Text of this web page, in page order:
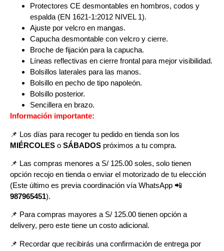
Protectores CE desmontables en hombros, codos y
espalda (EN 1621-1:2012 NIVEL 1).
Ajuste por velcro en mangas.
Capucha desmontable con velcro y cierre.
Broche de fijación para la capucha.
Líneas reflectivas en cierre frontal para mejor visibilidad.
Bolsillos laterales para las manos.
Bolsillo en pecho de tipo napoleón.
Bolsillo posterior.
Sencillera en brazo.
Información importante:
📌 Los días para recoger tu pedido en tienda son los
MIÉRCOLES o SÁBADOS próximos a tu compra.
📌 Las compras menores a S/ 125.00 soles, solo tienen
opción recojo en tienda o enviar el motorizado de tu elección
(Este último es previa coordinación vía WhatsApp 📲
987965451).
📌 Para compras mayores a S/ 125.00 tienen opción a
delivery, pero este tiene un costo adicional.
📌 Recordar que recibirás una confirmación de entrega por